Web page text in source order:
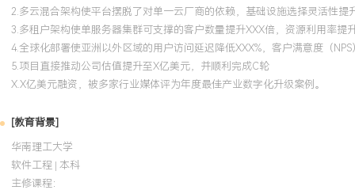
2.多云混合架构使平台摆脱了对单一云厂商的依赖，基础设施选择灵活性提
3.多租户架构使单服务器集群可支撑的客户数量提升XXX倍，资源利用率提
4.全球化部署使亚洲以外区域的用户访问延迟降低XXX%，客户满意度（
5.项目直接推动公司估值提升至X亿美元，并顺利完成C轮
X.X亿美元融资，被多家行业媒体评为年度最佳产业数字化升级案例。
[教育背景]
华南理工大学
软件工程 | 本科
主修课程：